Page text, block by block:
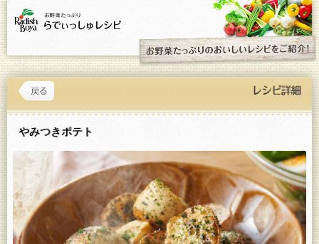
やみつきポテト